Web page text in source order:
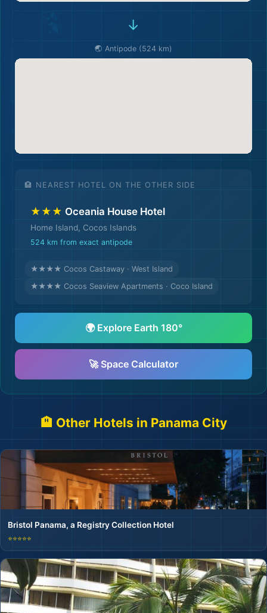
✈️
→
🌏 Antipode (524 km)
🏨 NEAREST HOTEL ON THE OTHER SIDE
★★★ Oceania House Hotel
Home Island, Cocos Islands
524 km from exact antipode
★★★★ Cocos Castaway · West Island
★★★★ Cocos Seaview Apartments · Coco Island
🌍 Explore Earth 180°
🚀 Space Calculator
🏨 Other Hotels in Panama City
Bristol Panama, a Registry Collection Hotel
⭐⭐⭐⭐⭐